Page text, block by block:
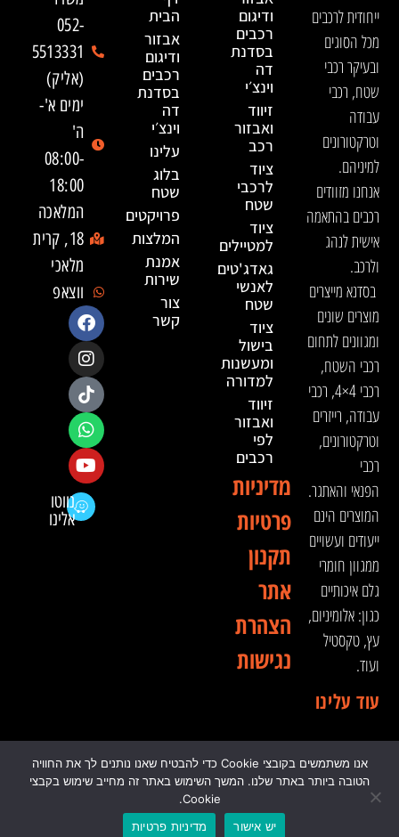
ייחודית לרכבים
מכל הסוגים
ובעיקר רכבי
שטח, רכבי
עבודה
וטרקטורונים
למיניהם.
אנחנו מזוודים
רכבים בהתאמה
אישית לנהג
ולרכב.
בסדנא מייצרים
מוצרים שונים
ומגוונים לתחום
רכבי השטח,
רכבי 4×4, רכבי
עבודה, רייזרים
וטרקטורונים,
רכבי
הפנאי והאתגר.
המוצרים הינם
ייעודים ועשויים
ממגוון חומרי
גלם איכותיים
כגון: אלומיניום,
עץ, טקסטיל
ועוד.
עוד עלינו
ודיגום
רכבים
בסדנת
דה
וינצ׳י
זיווד
ואבזור
רכב
ציוד
לרכבי
שטח
ציוד
למטיילים
גאדג'טים
לאנשי
שטח
ציוד
בישול
ומעשנות
למדורה
זיווד
ואבזור
לפי
רכבים
מדיניות
פרטיות
תקנון
אתר
הצהרת
נגישות
הבית
אבזור
ודיגום
רכבים
בסדנת
דה
וינצ׳י
עלינו
בלוג
שטח
פרויקטים
המלצות
אמנת
שירות
צור
קשר
052-
5513331
(אליק)
ימים א'-
ה'
08:00-
18:00
המלאכה
18, קרית
מלאכי
ווצאפ
נווטו
אלינו
© 2024 כל הזכויות שמורות לדה וינצ'י - הסדנא לאבזור
רכבי שטח
אנו משתמשים בקובצי Cookie כדי להבטיח שאנו נותנים לך את החוויה
הטובה ביותר באתר שלנו. המשך השימוש באתר זה מחייב שימוש בקבצי
Cookie.
יש אישור
מדיניות פרטיות